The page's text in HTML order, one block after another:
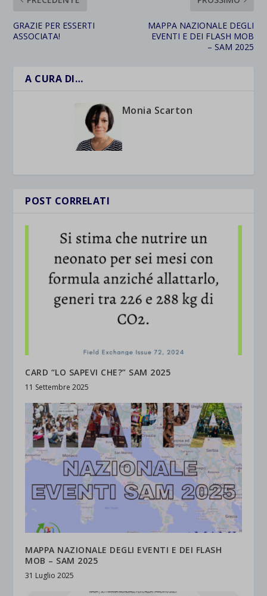
GRAZIE PER ESSERTI
ASSOCIATA!
MAPPA NAZIONALE DEGLI
EVENTI E DEI FLASH MOB
– SAM 2025
A CURA DI…
Monia Scarton
POST CORRELATI
CARD “LO SAPEVI CHE?” SAM 2025
11 Settembre 2025
MAPPA NAZIONALE DEGLI EVENTI E DEI FLASH
MOB – SAM 2025
31 Luglio 2025